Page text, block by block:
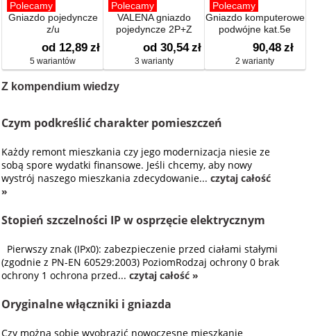
Polecamy
Gniazdo pojedyncze
z/u
od 12,89 zł
5 wariantów
Polecamy
VALENA gniazdo
pojedyncze 2P+Z
od 30,54 zł
3 warianty
Polecamy
Gniazdo komputerowe
podwójne kat.5e
90,48 zł
2 warianty
Z kompendium wiedzy
Czym podkreślić charakter pomieszczeń
Każdy remont mieszkania czy jego modernizacja niesie ze
sobą spore wydatki finansowe. Jeśli chcemy, aby nowy
wystrój naszego mieszkania zdecydowanie...czytaj całość
»
Stopień szczelności IP w osprzęcie elektrycznym
Pierwszy znak (IPx0): zabezpieczenie przed ciałami stałymi
(zgodnie z PN-EN 60529:2003) PoziomRodzaj ochrony 0 brak
ochrony 1 ochrona przed...czytaj całość »
Oryginalne włączniki i gniazda
Czy można sobie wyobrazić nowoczesne mieszkanie